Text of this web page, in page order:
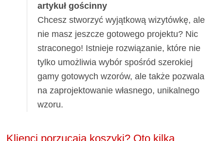
artykuł gościnny
Chcesz stworzyć wyjątkową wizytówkę, ale
nie masz jeszcze gotowego projektu? Nic
straconego! Istnieje rozwiązanie, które nie
tylko umożliwia wybór spośród szerokiej
gamy gotowych wzorów, ale także pozwala
na zaprojektowanie własnego, unikalnego
wzoru.
Klienci porzucają koszyki? Oto kilka